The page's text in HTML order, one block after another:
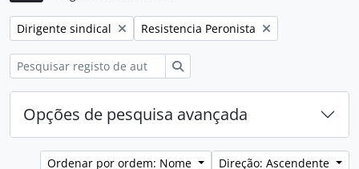
Remover filtro:
Dirigente sindical Remover filtro:
Resistencia Peronista
Opções de pesquisa avançada
Ordenar por ordem: Nome Direção: Ascendente